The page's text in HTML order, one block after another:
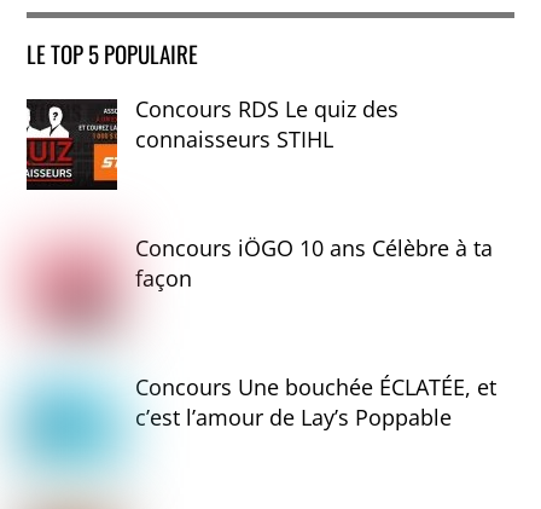
LE TOP 5 POPULAIRE
Concours RDS Le quiz des
connaisseurs STIHL
Concours iÖGO 10 ans Célèbre à ta
façon
Concours Une bouchée ÉCLATÉE, et
c’est l’amour de Lay’s Poppable